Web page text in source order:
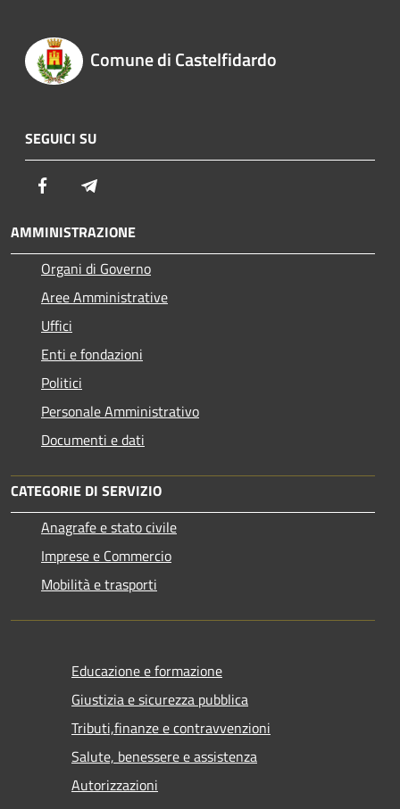
Comune di Castelfidardo
SEGUICI SU
Facebook
AMMINISTRAZIONE
Organi di Governo
Aree Amministrative
Uffici
Enti e fondazioni
Politici
Personale Amministrativo
Documenti e dati
CATEGORIE DI SERVIZIO
Anagrafe e stato civile
Imprese e Commercio
Mobilità e trasporti
Educazione e formazione
Giustizia e sicurezza pubblica
Tributi,finanze e contravvenzioni
Salute, benessere e assistenza
Autorizzazioni